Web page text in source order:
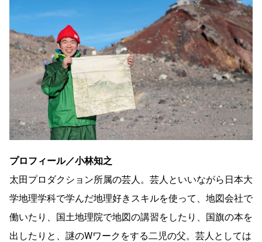
プロフィール／小林知之
太田プロダクション所属の芸人。芸人といいながら日本大
学地理学科で学んだ地理好きスキルを使って、地図会社で
働いたり、国土地理院で地図の講習をしたり、国旗の本を
出したりと、謎のWワークをする二児の父。芸人としては